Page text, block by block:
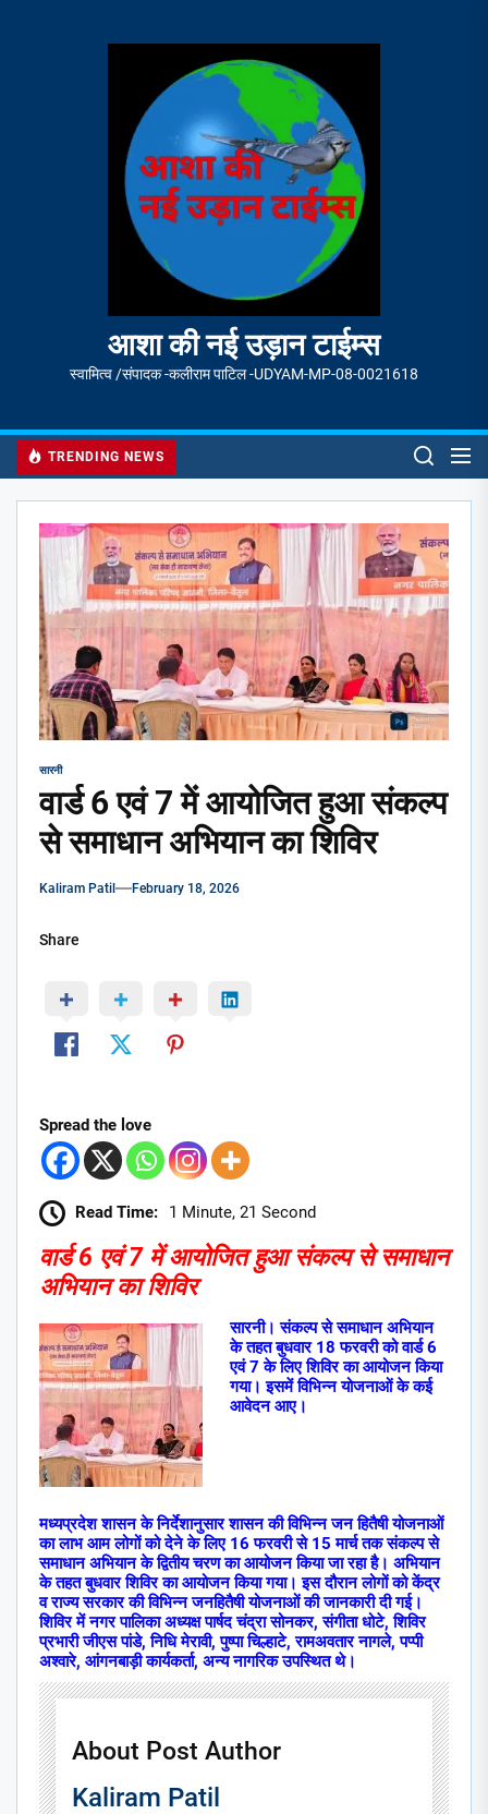
आशा की नई उड़ान टाईम्स
स्वामित्व /संपादक -कलीराम पाटिल -UDYAM-MP-08-0021618
TRENDING NEWS
सारनी
वार्ड 6 एवं 7 में आयोजित हुआ संकल्प
से समाधान अभियान का शिविर
Kaliram Patil February 18, 2026
Share
Spread the love
Read Time: 1 Minute, 21 Second
वार्ड 6 एवं 7 में आयोजित हुआ संकल्प से समाधान
अभियान का शिविर
सारनी। संकल्प से समाधान अभियान
के तहत बुधवार 18 फरवरी को वार्ड 6
एवं 7 के लिए शिविर का आयोजन किया
गया। इसमें विभिन्न योजनाओं के कई
आवेदन आए।
मध्यप्रदेश शासन के निर्देशानुसार शासन की विभिन्न जन हितैषी योजनाओं
का लाभ आम लोगों को देने के लिए 16 फरवरी से 15 मार्च तक संकल्प से
समाधान अभियान के द्वितीय चरण का आयोजन किया जा रहा है। अभियान
के तहत बुधवार शिविर का आयोजन किया गया। इस दौरान लोगों को केंद्र
व राज्य सरकार की विभिन्न जनहितैषी योजनाओं की जानकारी दी गई।
शिविर में नगर पालिका अध्यक्ष पार्षद चंद्रा सोनकर, संगीता धोटे, शिविर
प्रभारी जीएस पांडे, निधि मेरावी, पुष्पा चिल्हाटे, रामअवतार नागले, पप्पी
अश्वारे, आंगनबाड़ी कार्यकर्ता, अन्य नागरिक उपस्थित थे।
About Post Author
Kaliram Patil